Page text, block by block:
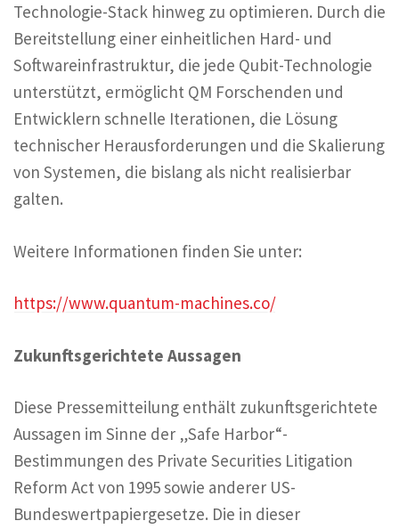
Technologie-Stack hinweg zu optimieren. Durch die
Bereitstellung einer einheitlichen Hard- und
Softwareinfrastruktur, die jede Qubit-Technologie
unterstützt, ermöglicht QM Forschenden und
Entwicklern schnelle Iterationen, die Lösung
technischer Herausforderungen und die Skalierung
von Systemen, die bislang als nicht realisierbar
galten.
Weitere Informationen finden Sie unter:
https://www.quantum-machines.co/
Zukunftsgerichtete Aussagen
Diese Pressemitteilung enthält zukunftsgerichtete
Aussagen im Sinne der „Safe Harbor“-
Bestimmungen des Private Securities Litigation
Reform Act von 1995 sowie anderer US-
Bundeswertpapiergesetze. Die in dieser